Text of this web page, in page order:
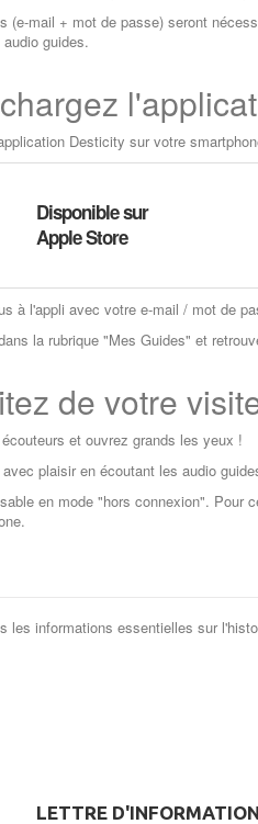
(e-mail + mot de passe) seront
guides.
Desticity sur votre
Disponible sur
Apple Store
à l'appli avec votre e-mail / mot de
la rubrique "Mes Guides" et
de votre
et ouvrez grands les yeux !
plaisir en écoutant les audio
en mode "hors connexion". Pour
informations essentielles sur
LETTRE